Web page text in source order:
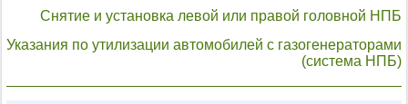
Снятие и установка левой или правой головной НПБ
Указания по утилизации автомобилей с газогенераторами
(система НПБ)